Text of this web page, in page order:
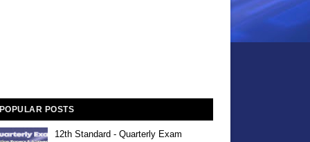
POPULAR POSTS
12th Standard - Quarterly Exam